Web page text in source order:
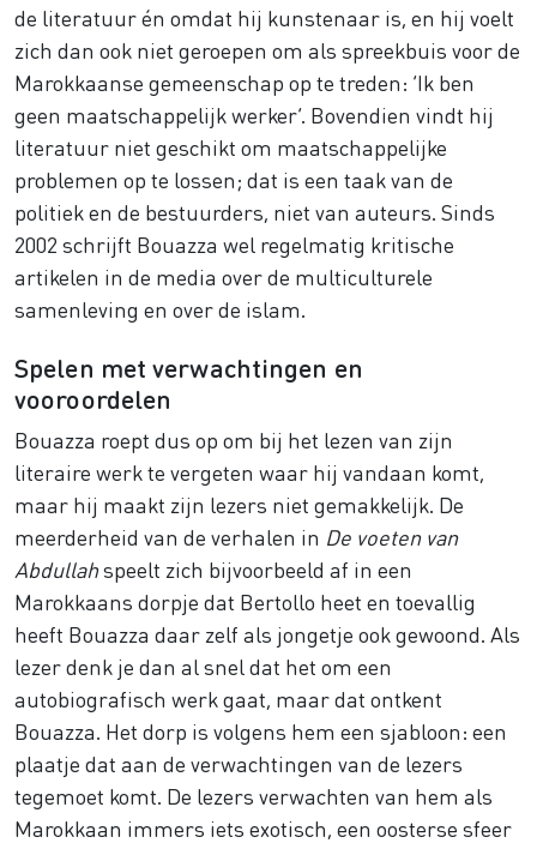
de literatuur én omdat hij kunstenaar is, en hij voelt
zich dan ook niet geroepen om als spreekbuis voor de
Marokkaanse gemeenschap op te treden: ‘Ik ben
geen maatschappelijk werker’. Bovendien vindt hij
literatuur niet geschikt om maatschappelijke
problemen op te lossen; dat is een taak van de
politiek en de bestuurders, niet van auteurs. Sinds
2002 schrijft Bouazza wel regelmatig kritische
artikelen in de media over de multiculturele
samenleving en over de islam.
Spelen met verwachtingen en
vooroordelen
Bouazza roept dus op om bij het lezen van zijn
literaire werk te vergeten waar hij vandaan komt,
maar hij maakt zijn lezers niet gemakkelijk. De
meerderheid van de verhalen in De voeten van
Abdullahspeelt zich bijvoorbeeld af in een
Marokkaans dorpje dat Bertollo heet en toevallig
heeft Bouazza daar zelf als jongetje ook gewoond. Als
lezer denk je dan al snel dat het om een
autobiografisch werk gaat, maar dat ontkent
Bouazza. Het dorp is volgens hem een sjabloon: een
plaatje dat aan de verwachtingen van de lezers
tegemoet komt. De lezers verwachten van hem als
Marokkaan immers iets exotisch, een oosterse sfeer